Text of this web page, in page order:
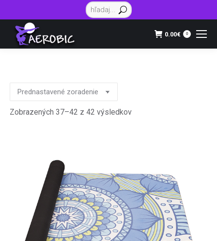
Vyhľadávanie:
0.00€ 0
Zobrazených 37–42 z 42 výsledkov